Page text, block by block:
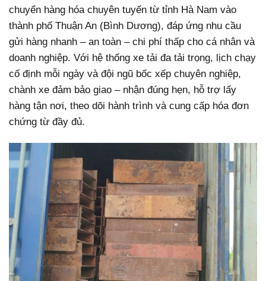
chuyển hàng hóa chuyên tuyến từ tỉnh Hà Nam vào
thành phố Thuận An (Bình Dương), đáp ứng nhu cầu
gửi hàng nhanh – an toàn – chi phí thấp cho cá nhân và
doanh nghiệp. Với hệ thống xe tải đa tải trọng, lịch chạy
cố định mỗi ngày và đội ngũ bốc xếp chuyên nghiệp,
chành xe đảm bảo giao – nhận đúng hẹn, hỗ trợ lấy
hàng tận nơi, theo dõi hành trình và cung cấp hóa đơn
chứng từ đầy đủ.